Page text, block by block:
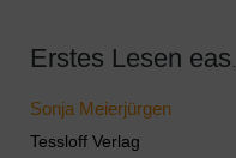
Sonja Meierjürgen
Tessloff Verlag